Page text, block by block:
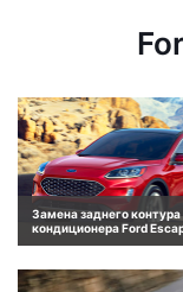
Замена заднего контура
кондиционера Ford